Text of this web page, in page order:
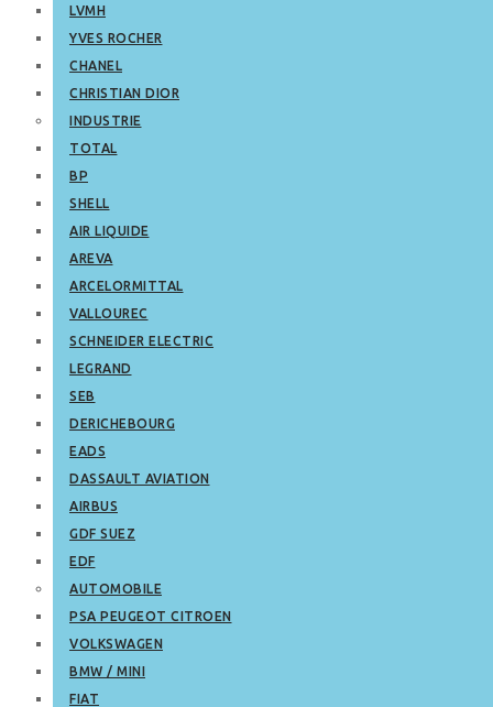
LVMH
YVES ROCHER
CHANEL
CHRISTIAN DIOR
INDUSTRIE
TOTAL
BP
SHELL
AIR LIQUIDE
AREVA
ARCELORMITTAL
VALLOUREC
SCHNEIDER ELECTRIC
LEGRAND
SEB
DERICHEBOURG
EADS
DASSAULT AVIATION
AIRBUS
GDF SUEZ
EDF
AUTOMOBILE
PSA PEUGEOT CITROEN
VOLKSWAGEN
BMW / MINI
FIAT